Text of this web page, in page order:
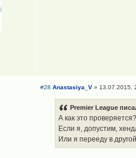
#28 Anastasiya_V » 13.07.2015,
Premier League
А как это проверяется?
Если я, допустим,
Или я перееду в